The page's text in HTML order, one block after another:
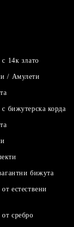
14к злато
/ Амулети
бижутерска корда
бижута
естествени
сребро